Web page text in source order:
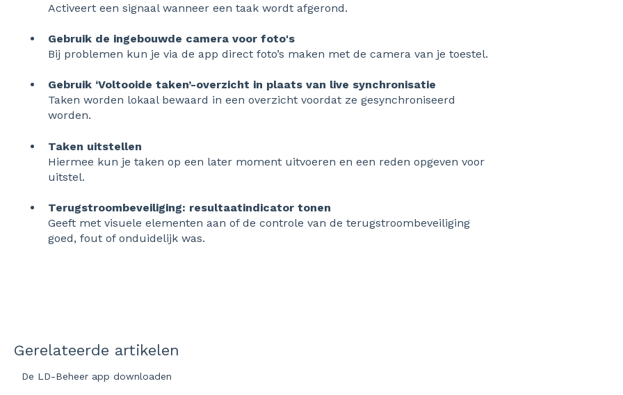
Activeert een signaal wanneer een taak wordt afgerond.
Gebruik de ingebouwde camera voor foto's
Bij problemen kun je via de app direct foto’s maken met de camera van je toestel.
Gebruik ‘Voltooide taken’-overzicht in plaats van live synchronisatie
Taken worden lokaal bewaard in een overzicht voordat ze gesynchroniseerd
worden.
Taken uitstellen
Hiermee kun je taken op een later moment uitvoeren en een reden opgeven voor
uitstel.
Terugstroombeveiliging: resultaatindicator tonen
Geeft met visuele elementen aan of de controle van de terugstroombeveiliging
goed, fout of onduidelijk was.
Gerelateerde artikelen
De LD-Beheer app downloaden